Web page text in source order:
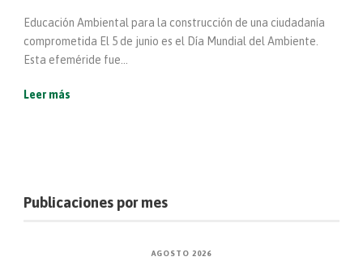
Educación Ambiental para la construcción de una ciudadanía
comprometida El 5 de junio es el Día Mundial del Ambiente.
Esta efeméride fue...
Leer más
Publicaciones por mes
AGOSTO 2026